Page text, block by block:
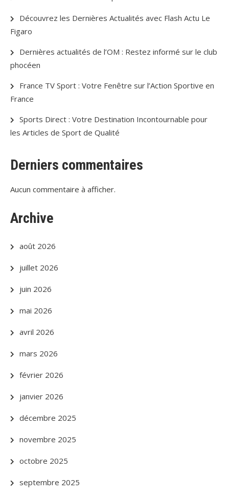
Découvrez les Dernières Actualités avec Flash Actu Le
Figaro
Dernières actualités de l’OM : Restez informé sur le club
phocéen
France TV Sport : Votre Fenêtre sur l’Action Sportive en
France
Sports Direct : Votre Destination Incontournable pour
les Articles de Sport de Qualité
Derniers commentaires
Aucun commentaire à afficher.
Archive
août 2026
juillet 2026
juin 2026
mai 2026
avril 2026
mars 2026
février 2026
janvier 2026
décembre 2025
novembre 2025
octobre 2025
septembre 2025